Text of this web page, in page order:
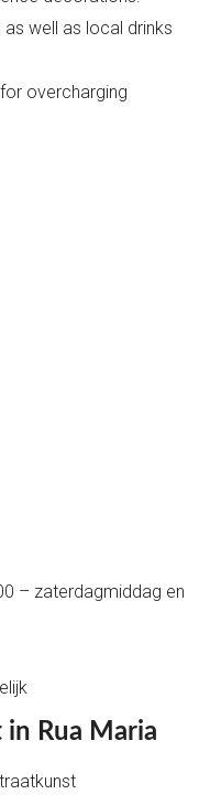
well as local drinks
overcharging
– zaterdagmiddag en
Rua Maria